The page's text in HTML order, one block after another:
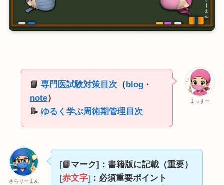
まっすー
📘 専門医試験対策目次 （blog・
note）
📝 ゆるく学ぶ周術期管理目次
さらりーまん
[📘マーク]：書籍版に記載（重要）
[赤文字] ：必須重要ポイント